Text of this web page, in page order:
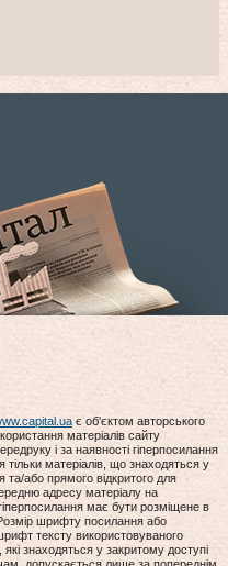
є об'єктом авторського
матеріалів сайту
і за наявності гіперпосилання
матеріалів, що знаходяться у
та/або прямого відкритого для
адресу матеріалу на
має бути розміщене в
шрифту посилання або
тексту використовуваного
знаходяться у закритому доступі